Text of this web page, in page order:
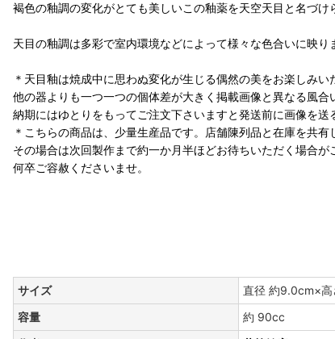
褐色の釉調の変化がとても美しいこの釉薬を天空天目と名づけ
天目の釉調は多彩で室内環境などによって様々な色合いに映り
＊天目釉は焼成中に思わぬ変化が生じる偶然の美をお楽しみい
他の器よりも一つ一つの個体差が大きく掲載画像と異なる風合
納期にはゆとりをもってご注文下さいますと発送前に画像を送
＊こちらの商品は、少量生産品です。店舗陳列品と在庫を共
その場合は次回製作まで約一か月半ほどお待ちいただく場合が
何卒ご容赦くださいませ。
サイズ
直径 約9.0cm×
容量
約 90cc